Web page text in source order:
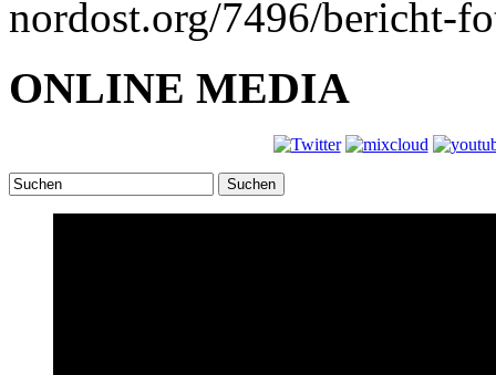
nordost.org/7496/bericht-
ONLINE MEDIA
Suchen